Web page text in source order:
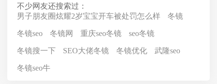
不少网友还搜索过：
男子朋友圈炫耀2岁宝宝开车被处罚怎么样
冬镜
冬镜seo 冬镜网 重庆seo冬镜 seo冬镜
冬镜搜一下 SEO大佬冬镜 冬镜优化 武隆seo
冬镜seo牛